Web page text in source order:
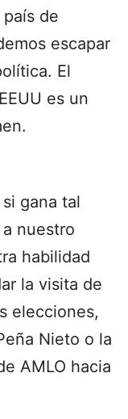
de
escapar
El
es un
gana tal
nuestro
habilidad
la visita de
elecciones,
Nieto o la
AMLO hacia